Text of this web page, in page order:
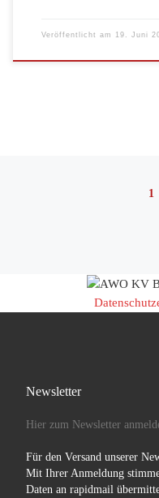
Veröffentlicht am 19. Juni
1
Newsletter
Hier zum Newsletter
Für den Versand unserer
Mit Ihrer Anmeldung
Daten an rapidmail